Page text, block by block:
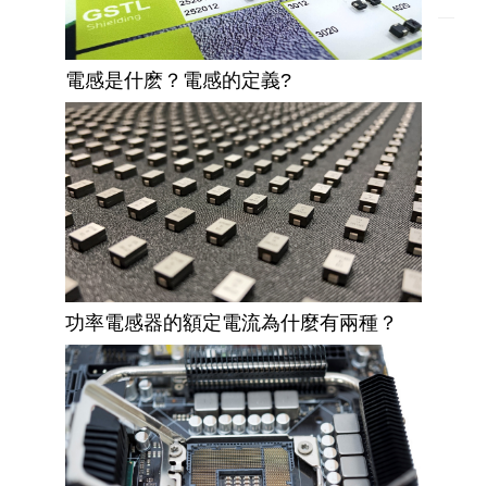
電感是什麽？電感的定義?
功率電感器的額定電流為什麼有兩種？